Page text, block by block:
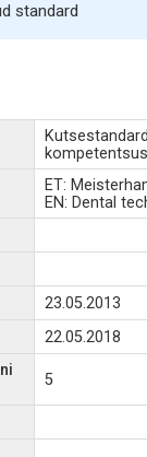
standard
ET:
EN: Dental
23.05.2013
22.05.2018
5